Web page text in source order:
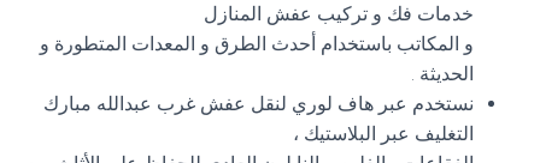
خدمات فك و تركيب عفش المنازل
و المكاتب باستخدام أحدث الطرق و المعدات المتطورة و
الحديثة .
نستخدم عبر هاف لوري لنقل عفش غرب عبدالله مبارك
التغليف عبر البلاستيك ،